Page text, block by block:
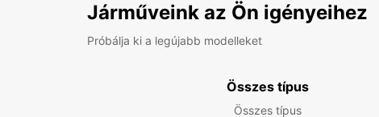
Járműveink az Ön igényeihez
Próbálja ki a legújabb modelleket
Összes típus
Összes típus